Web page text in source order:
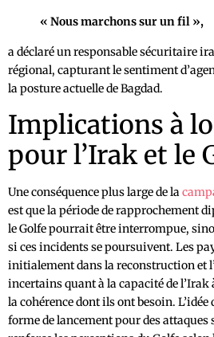
« Nous marchons sur un fil »,
a déclaré un responsable sécuritaire
régional, capturant le sentiment
la posture actuelle de Bagdad.
Implications à
pour l’Irak et le
Une conséquence plus large de la
est que la période de rapprochement
le Golfe pourrait être interrompue,
si ces incidents se poursuivent. Les
initialement dans la reconstruction et
incertains quant à la capacité de
la cohérence dont ils ont besoin. L’idée
forme de lancement pour des attaques